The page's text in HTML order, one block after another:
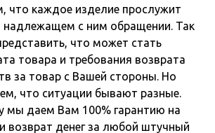
что каждое изделие прослужит
надлежащем с ним обращении. Так
что может стать
товара и требования возврата
за товар с Вашей стороны. Но
что ситуации бывают разные.
мы даем Вам 100% гарантию на
возврат денег за любой штучный